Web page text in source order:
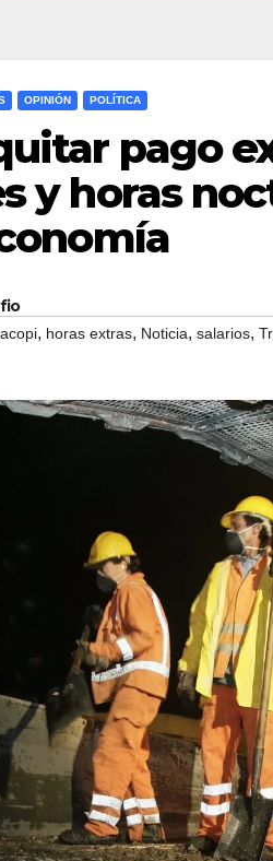
OPINIÓN POLÍTICA
pago
y horas
acopi, horas extras, Noticia, salarios,